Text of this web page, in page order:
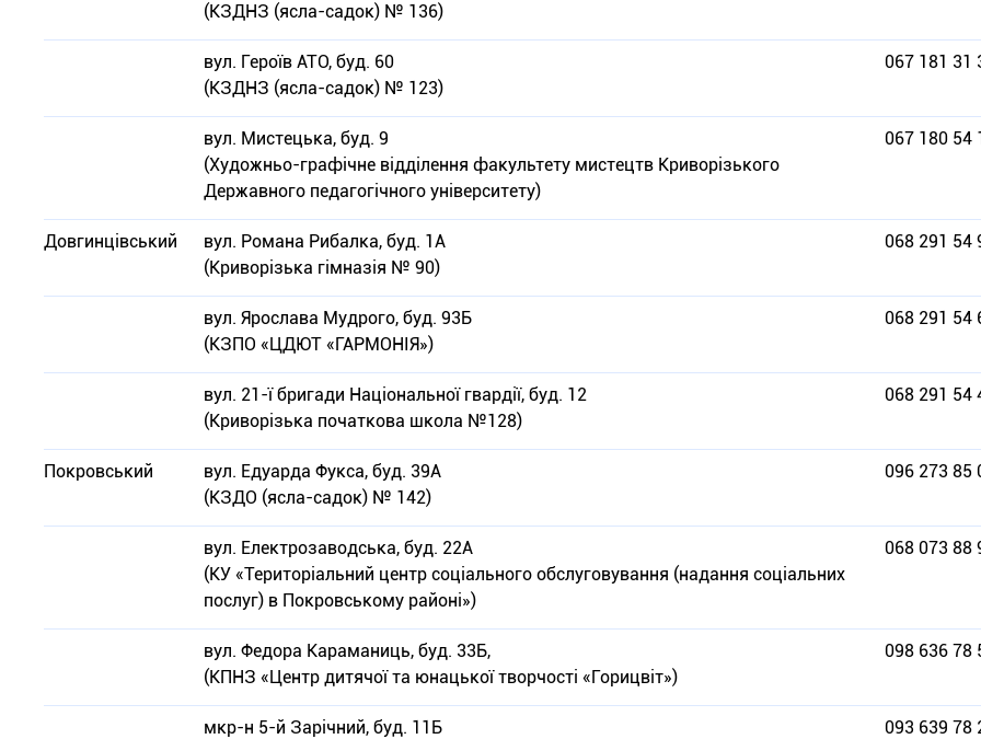
(КЗДНЗ (ясла-садок) № 136)
вул. Героїв АТО, буд. 60
(КЗДНЗ (ясла-садок) № 123)
067 181 31
вул. Мистецька, буд. 9
(Художньо-графічне відділення факультету мистецтв Криворізького
Державного педагогічного університету)
067 180 54
Довгинцівський
вул. Романа Рибалка, буд. 1А
(Криворізька гімназія № 90)
068 291 54
вул. Ярослава Мудрого, буд. 93Б
(КЗПО «ЦДЮТ «ГАРМОНІЯ»)
068 291 54
вул. 21-ї бригади Національної гвардії, буд. 12
(Криворізька початкова школа №128)
068 291 54
Покровський
вул. Едуарда Фукса, буд. 39А
(КЗДО (ясла-садок) № 142)
096 273 85
вул. Електрозаводська, буд. 22А
(КУ «Територіальний центр соціального обслуговування (надання соціальних
послуг) в Покровському районі»)
068 073 88
вул. Федора Караманиць, буд. 33Б,
(КПНЗ «Центр дитячої та юнацької творчості «Горицвіт»)
098 636 78
мкр-н 5-й Зарічний, буд. 11Б
093 639 78